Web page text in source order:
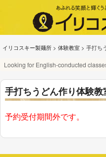
イリコスキー製麺所 > 体験教室 > 手打ち
Looking for English-conducted
手打ちうどん作り体験教
予約受付期間外です。